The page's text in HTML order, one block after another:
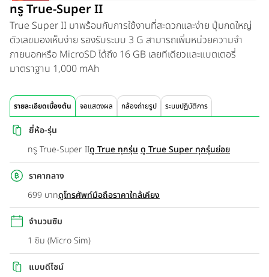
ทรู True-Super II
True Super II มาพร้อมกับการใช้งานที่สะดวกและง่าย ปุ่มกดใหญ่
ตัวเลขมองเห็นง่าย รองรับระบบ 3 G สามารถเพิ่มหน่วยความจำ
ภายนอกหรือ MicroSD ได้ถึง 16 GB เลยทีเดียวและแบตเตอรี่
มาตราฐาน 1,000 mAh
รายละเอียดเบื้องต้น จอแสดงผล กล้องถ่ายรูป ระบบปฏิบัติการ
ยี่ห้อ-รุ่น
ทรู True-Super IIดู True ทุกรุ่นดู True Super ทุกรุ่นย่อย
ราคากลาง
699 บาทดูโทรศัพท์มือถือราคาใกล้เคียง
จำนวนซิม
1 ซิม (Micro Sim)
แบบดีไซน์